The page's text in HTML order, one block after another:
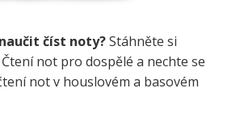
číst noty?Stáhněte si
not pro dospělé a nechte se
not v houslovém a basovém